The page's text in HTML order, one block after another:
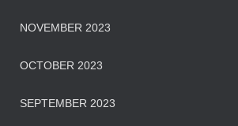
NOVEMBER 2023
OCTOBER 2023
SEPTEMBER 2023